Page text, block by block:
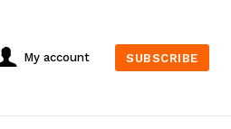
My account SUBSCRIBE